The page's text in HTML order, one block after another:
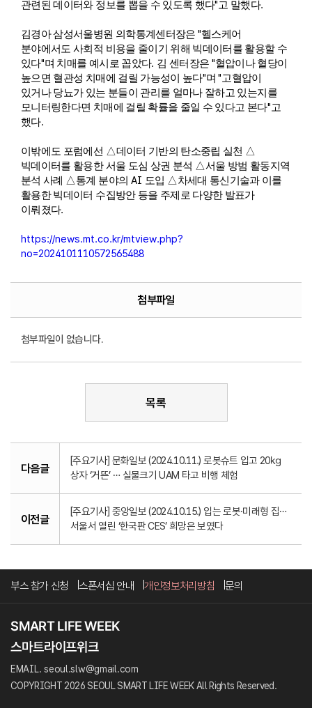
관련된 데이터와 정보를 뽑을 수 있도록 했다"고 말했다.
김경아 삼성서울병원 의학통계센터장은"헬스케어
분야에서도 사회적 비용을 줄이기 위해 빅데이터를 활용할 수
있다"며 치매를 예시로 꼽았다. 김 센터장은 "혈압이나 혈당이
높으면 혈관성 치매에 걸릴 가능성이 높다"며"고혈압이
있거나 당뇨가 있는 분들이 관리를 얼마나 잘하고 있는지를
모니터링한다면 치매에 걸릴 확률을 줄일 수 있다고 본다"고
했다.
이밖에도 포럼에선 △데이터 기반의 탄소중립 실천 △
빅데이터를 활용한 서울 도심 상권 분석 △서울 방범 활동지역
분석 사례
△통계 분야의 AI 도입 △차세대 통신기술과 이를
활용한 빅데이터 수집방안 등을 주제로 다양한 발표가
이뤄졌다.
https://news.mt.co.kr/mtview.php?
no=2024101110572565488
첨부파일
첨부파일이 없습니다.
목록
다음글
[주요기사] 문화일보 (2024.10.11.) 로봇슈트 입고 20㎏
상자 ‘거뜬’ … 실물크기 UAM 타고 비행 체험
이전글
[주요기사] 중앙일보 (2024.10.15.) 입는 로봇·미래형 집…
서울서 열린 ‘한국판 CES’ 희망은 보였다
부스 참가 신청 스폰서십 안내 개인정보처리방침 문의
EMAIL. seoul.slw@gmail.com
COPYRIGHT 2026 SEOUL SMART LIFE WEEK All Rights Reserved.